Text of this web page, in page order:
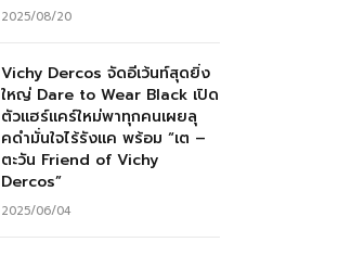
2025/08/20
Vichy Dercos จัดอีเว้นท์สุดยิ่ง
ใหญ่ Dare to Wear Black เปิด
ตัวแฮร์แคร์ใหม่พาทุกคนเผยลุ
คดำมั่นใจไร้รังแค พร้อม “เต –
ตะวัน Friend of Vichy
Dercos”
2025/06/04